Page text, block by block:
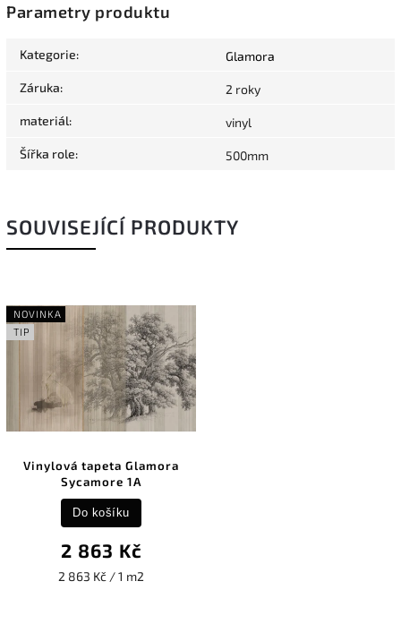
Parametry produktu
Kategorie: Glamora
Záruka: 2 roky
materiál: vinyl
Šířka role: 500mm
SOUVISEJÍCÍ PRODUKTY
NOVINKA
TIP
Vinylová tapeta Glamora
Sycamore 1A
2 863 Kč
2 863 Kč / 1 m2
Do košíku